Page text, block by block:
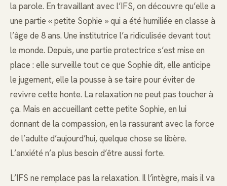
la parole. En travaillant avec l’IFS, on découvre qu’elle a
une partie « petite Sophie » qui a été humiliée en classe à
l’âge de 8 ans. Une institutrice l’a ridiculisée devant tout
le monde. Depuis, une partie protectrice s’est mise en
place : elle surveille tout ce que Sophie dit, elle anticipe
le jugement, elle la pousse à se taire pour éviter de
revivre cette honte. La relaxation ne peut pas toucher à
ça. Mais en accueillant cette petite Sophie, en lui
donnant de la compassion, en la rassurant avec la force
de l’adulte d’aujourd’hui, quelque chose se libère.
L’anxiété n’a plus besoin d’être aussi forte.
L’IFS ne remplace pas la relaxation. Il l’intègre, mais il va